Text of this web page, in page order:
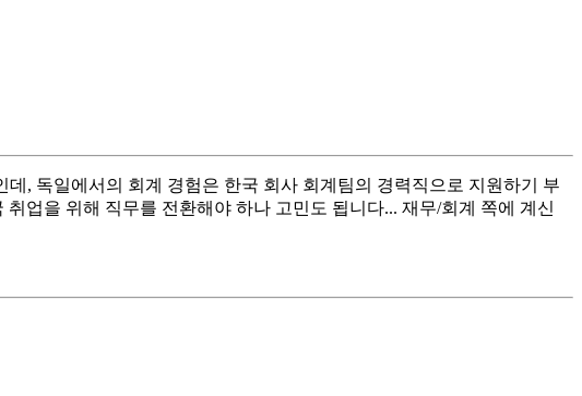
, 독일에서의 회계 경험은 한국 회사 회계팀의 경력직으로 지원하기 부
업을 위해 직무를 전환해야 하나 고민도 됩니다... 재무/회계 쪽에 계신